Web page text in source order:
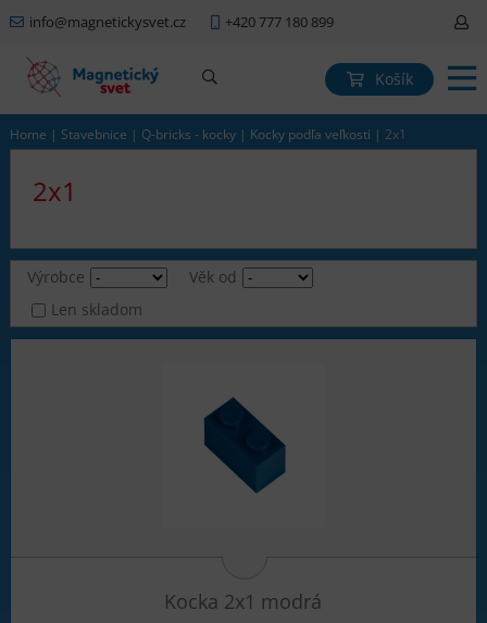
info@magnetickysvet.cz +420 777 180 899
Košík
Home | Stavebnice | Q-bricks - kocky| Kocky podľa veľkosti | 2x1
2x1
Výrobce
Věk od
Len skladom
Kocka 2x1 modrá